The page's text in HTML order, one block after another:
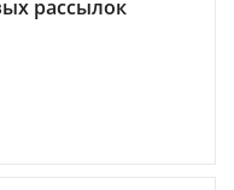
рассылок